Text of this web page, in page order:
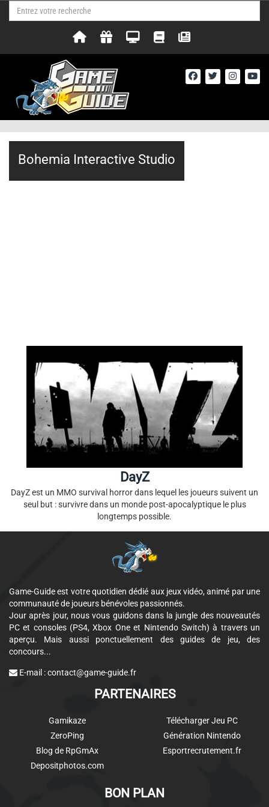
DayZ
DayZ est un MMO survival horror dans lequel les joueurs suivent un
seul but : survivre dans un monde post-apocalyptique le plus
longtemps possible.
Bohemia Interactive Studio
Game-Guide est votre quotidien dédié aux jeux vidéo, animé par une
communauté de joueurs bénévoles passionnés.
Jour après jour, nous vous guidons dans la jungle des nouveautés
PC et consoles (PS4, Xbox One et Nintendo Switch) à travers un
aperçu. Mais aussi ponctuellement des guides de jeu, des
concours...
E-mail :contact@game-guide.fr
PARTENAIRES
Gamikaze
ZeroPing
Blog de RpGmAx
Depositphotos.com
Télécharger Jeu PC
Génération Nintendo
Esportrecrutement.fr
BON PLAN